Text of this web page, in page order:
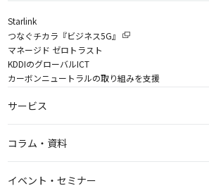
Starlink
つなぐチカラ『ビジネス5G』
マネージド ゼロトラスト
KDDIのグローバルICT
カーボンニュートラルの取り組みを支援
サービス
コラム・資料
イベント・セミナー